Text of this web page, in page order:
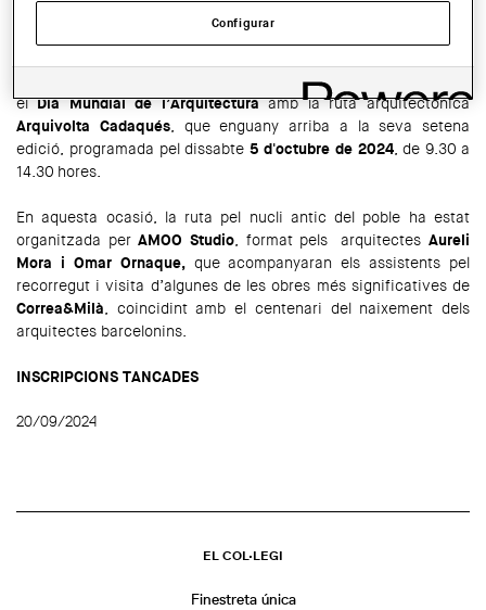
Un any més, la Demarcació de Girona del COAC commemora
elDia Mundial de l’Arquitecturaamb la ruta arquitectònica
Arquivolta Cadaqués, que enguany arriba a la seva setena
edició, programada pel dissabte5 d'octubre de 2024, de 9.30 a
14.30 hores.
En aquesta ocasió, la ruta pel nucli antic del poble ha estat
organitzada perAMOO Studio, format pels arquitectes Aureli
Mora i Omar Ornaque, que acompanyaran els assistents pel
recorregut i visita d’algunes de les obres més significatives de
Correa&Milà , coincidint amb el centenari del naixement dels
arquitectes barcelonins.
INSCRIPCIONS TANCADES
20/09/2024
EL COL·LEGI
Finestreta única
Configurar